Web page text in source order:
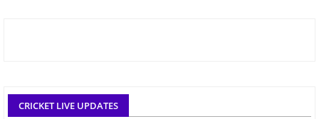
CRICKET LIVE UPDATES